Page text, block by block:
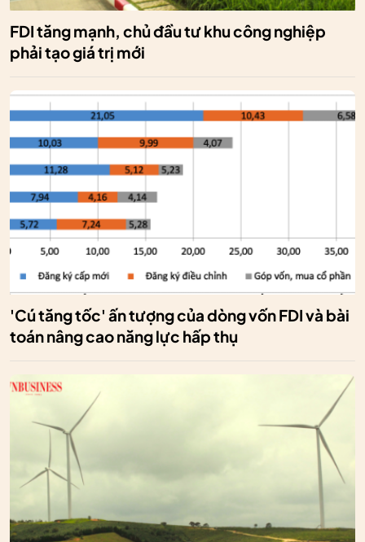
FDI tăng mạnh, chủ đầu tư khu công nghiệp
phải tạo giá trị mới
'Cú tăng tốc' ấn tượng của dòng vốn FDI và bài
toán nâng cao năng lực hấp thụ